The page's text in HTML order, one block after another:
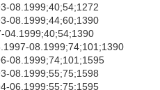
08.1999;40;54;1272
08.1999;44;60;1390
04.1999;40;54;1390
08.1999;74;101;1390
08.1999;74;101;1595
08.1999;55;75;1598
06.1999;55;75;1595